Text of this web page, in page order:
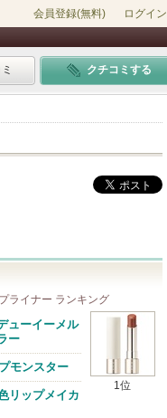
会員登録(無料) ログイン
クチコミする
ライナー ランキング
1位
ューイーメル
ー
モンスター
リップメイカ